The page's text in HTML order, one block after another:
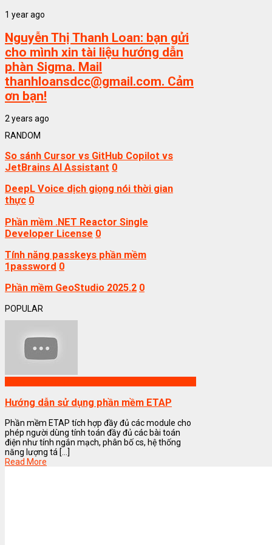
1 year ago
Nguyễn Thị Thanh Loan: bạn gửi
cho mình xin tài liệu hướng dẫn
phàn Sigma. Mail
thanhloansdcc@gmail.com. Cảm
ơn bạn!
2 years ago
RANDOM
So sánh Cursor vs GitHub Copilot vs
JetBrains AI Assistant 0
DeepL Voice dịch giọng nói thời gian
thực 0
Phần mềm .NET Reactor Single
Developer License 0
Tính năng passkeys phần mềm
1password 0
Phần mềm GeoStudio 2025.2 0
POPULAR
Hướng dẫn sử dụng phần mềm ETAP
Phần mềm ETAP tích hợp đầy đủ các module cho
phép người dùng tính toán đầy đủ các bài toán
điện như tính ngắn mạch, phân bố cs, hệ thống
năng lượng tá [...]
Read More